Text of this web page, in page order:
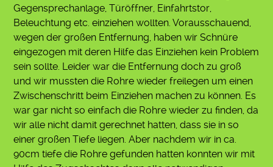
Gegensprechanlage, Türöffner, Einfahrtstor,
Beleuchtung etc. einziehen wollten. Vorausschauend,
wegen der großen Entfernung, haben wir Schnüre
eingezogen mit deren Hilfe das Einziehen kein Problem
sein sollte. Leider war die Entfernung doch zu groß
und wir mussten die Rohre wieder freilegen um einen
Zwischenschritt beim Einziehen machen zu können. Es
war gar nicht so einfach die Rohre wieder zu finden, da
wir alle nicht damit gerechnet hatten, dass sie in so
einer großen Tiefe liegen. Aber nachdem wir in ca.
90cm tiefe die Rohre gefunden hatten konnten wir mit